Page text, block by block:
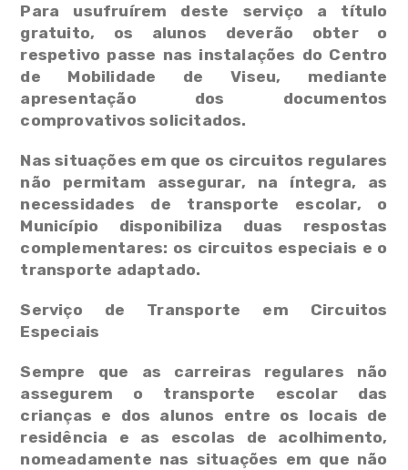
Para usufruírem deste serviço a título
gratuito, os alunos deverão obter o
respetivo passe nas instalações do Centro
de Mobilidade de Viseu, mediante
apresentação dos documentos
comprovativos solicitados.
Nas situações em que os circuitos regulares
não permitam assegurar, na íntegra, as
necessidades de transporte escolar, o
Município disponibiliza duas respostas
complementares: os circuitos especiais e o
transporte adaptado.
Serviço de Transporte em Circuitos
Especiais
Sempre que as carreiras regulares não
assegurem o transporte escolar das
crianças e dos alunos entre os locais de
residência e as escolas de acolhimento,
nomeadamente nas situações em que não